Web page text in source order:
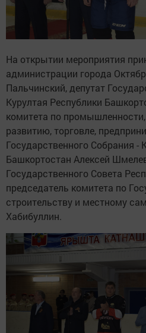
На открытии мероприятия
администрации города
Пальчинский, депутат
Курултая Республики
комитета по
развитию, торговле,
Государственного Собрания -
Башкортостан Алексей
Государственного Совета
председатель комитета по
строительству и местному
Хабибуллин.